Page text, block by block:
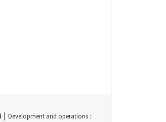
│ Development and operations :